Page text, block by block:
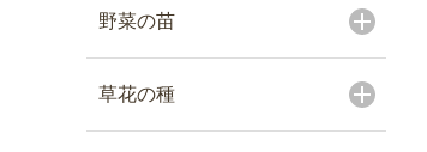
野菜の苗
草花の種